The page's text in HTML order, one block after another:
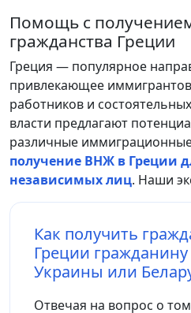
Помощь с
гражданства Греции
Греция — популярное
привлекающее
работников и
власти предлагают
различные
получение ВНЖ в Греции
независимых лиц. Наши
Как получить
Греции
Украины или
Отвечая на вопрос о